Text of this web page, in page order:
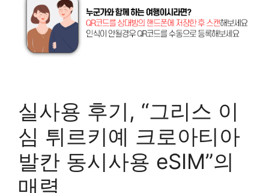
실사용 후기, “그리스 이
심 튀르키예 크로아티아
발칸 동시사용 eSIM”의
매력